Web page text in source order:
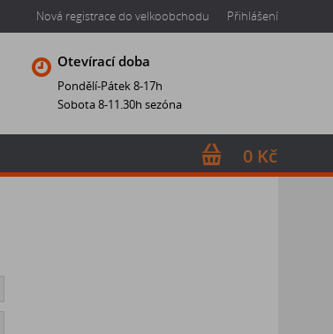
Nová registrace do velkoobchodu Přihlášení
Otevírací doba
Pondělí-Pátek 8-17h
Sobota 8-11.30h sezóna
0 Kč